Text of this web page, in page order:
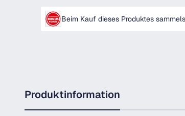
Beim Kauf dieses Produktes
Produktinformation